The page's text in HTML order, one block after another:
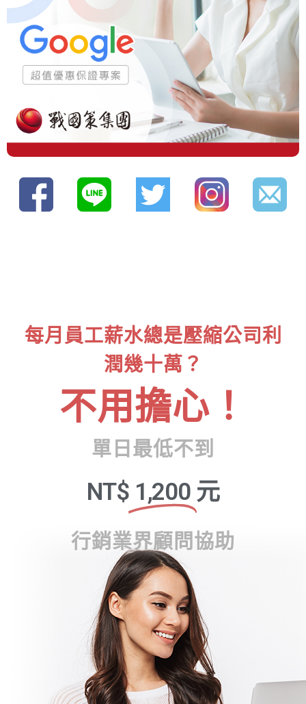
每月員工薪水總是壓縮公司利
潤幾十萬？
不用擔心！
單日最低不到
NT$ 1,200 元
行銷業界顧問協助